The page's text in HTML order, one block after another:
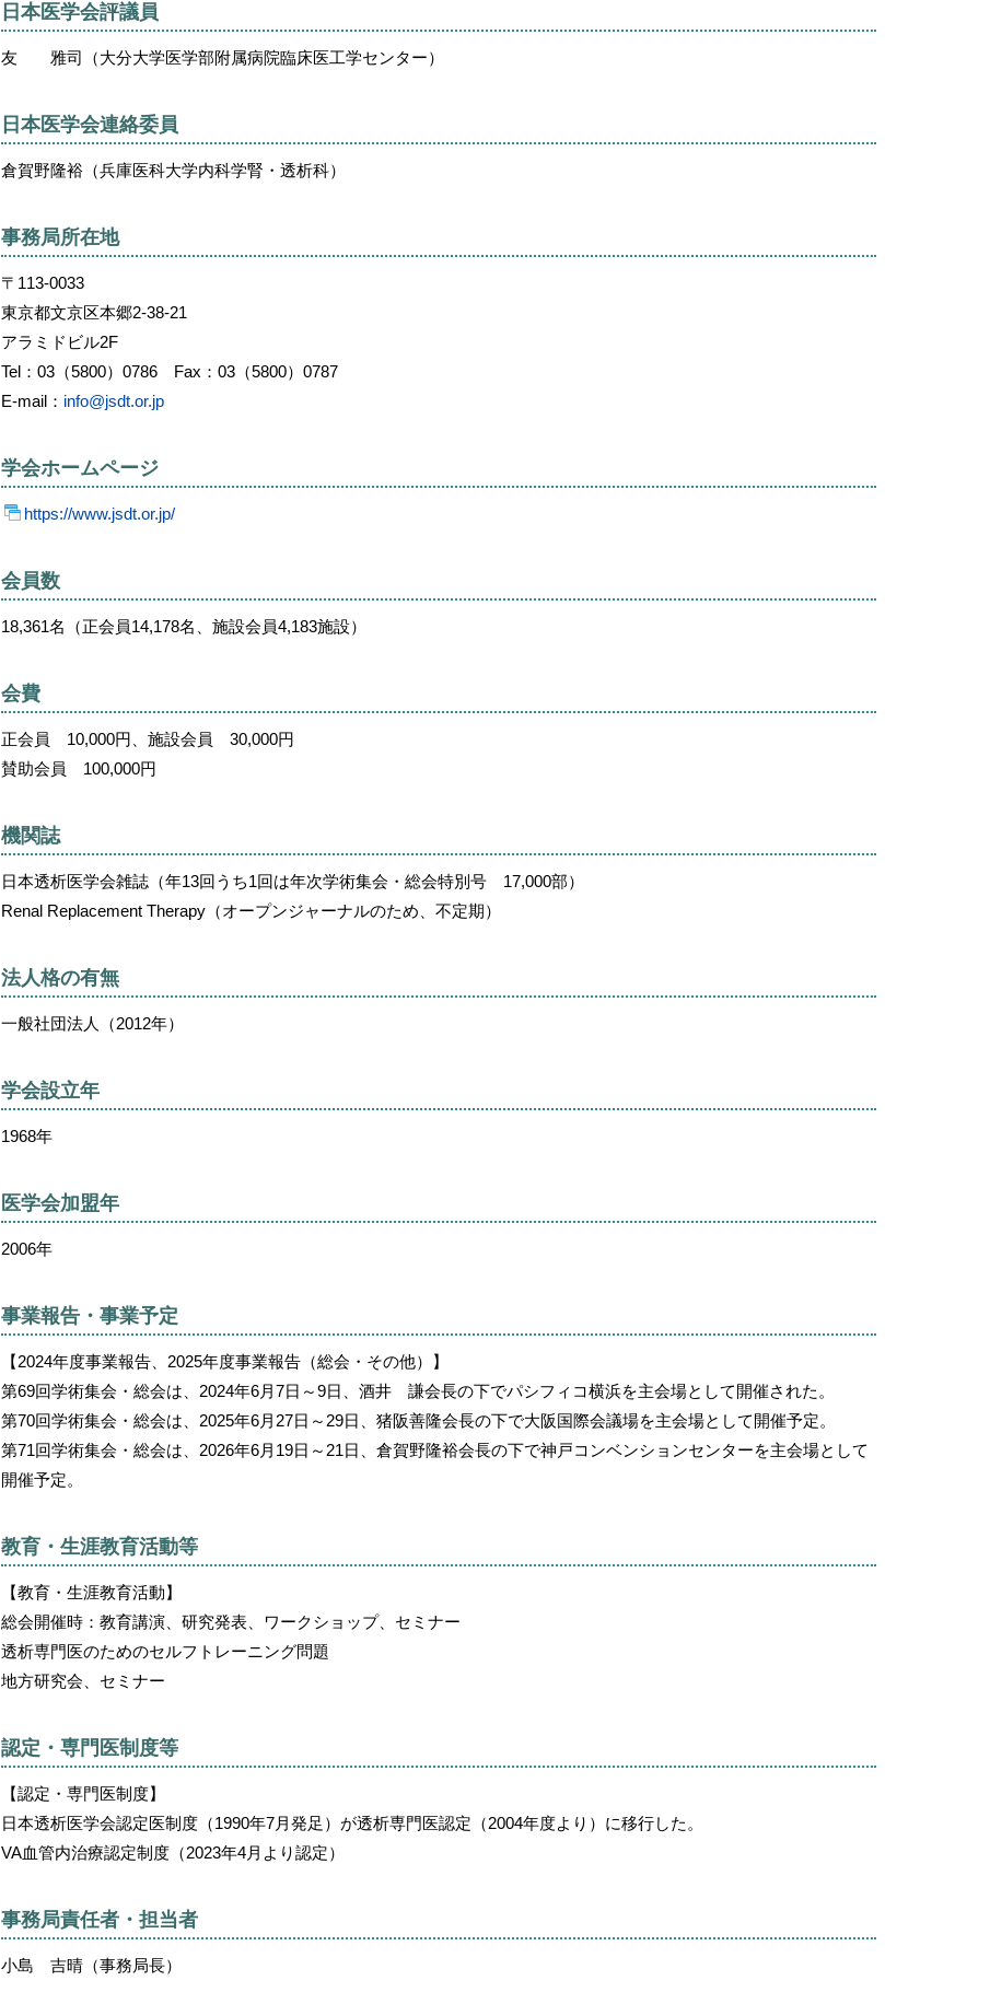
日本医学会評議員
友 雅司（大分大学医学部附属病院臨床医工学センター）
日本医学会連絡委員
倉賀野隆裕（兵庫医科大学内科学腎・透析科）
事務局所在地
〒113-0033
東京都文京区本郷2-38-21
アラミドビル2F
Tel：03（5800）0786 Fax：03（5800）0787
E-mail： info@jsdt.or.jp
学会ホームページ
https://www.jsdt.or.jp/
会員数
18,361名（正会員14,178名、施設会員4,183施設）
会費
正会員 10,000円、施設会員 30,000円
賛助会員 100,000円
機関誌
日本透析医学会雑誌（年13回うち1回は年次学術集会・総会特別号 17,000部）
Renal Replacement Therapy（オープンジャーナルのため、不定期）
法人格の有無
一般社団法人（2012年）
学会設立年
1968年
医学会加盟年
2006年
事業報告・事業予定
【2024年度事業報告、2025年度事業報告（総会・その他）】
第69回学術集会・総会は、2024年6月7日～9日、酒井 謙会長の下でパシフィコ横浜を主会場として開催された。
第70回学術集会・総会は、2025年6月27日～29日、猪阪善隆会長の下で大阪国際会議場を主会場として開催予定。
第71回学術集会・総会は、2026年6月19日～21日、倉賀野隆裕会長の下で神戸コンベンションセンターを主会場として
開催予定。
教育・生涯教育活動等
【教育・生涯教育活動】
総会開催時：教育講演、研究発表、ワークショップ、セミナー
透析専門医のためのセルフトレーニング問題
地方研究会、セミナー
認定・専門医制度等
【認定・専門医制度】
日本透析医学会認定医制度（1990年7月発足）が透析専門医認定（2004年度より）に移行した。
VA血管内治療認定制度（2023年4月より認定）
事務局責任者・担当者
小島 吉晴（事務局長）